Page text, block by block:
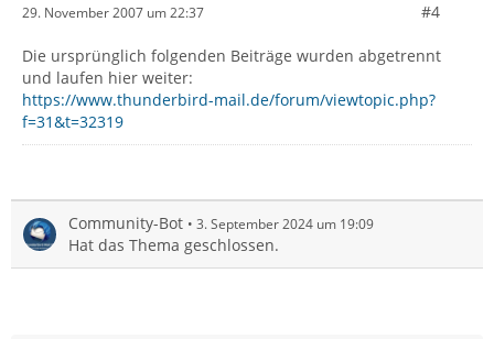
29. November 2007 um 22:37 #4
Die ursprünglich folgenden Beiträge wurden abgetrennt
und laufen hier weiter:
https://www.thunderbird-mail.de/forum/viewtopic.php?
f=31&t=32319
Community-Bot 3. September 2024 um 19:09
Hat das Thema geschlossen.